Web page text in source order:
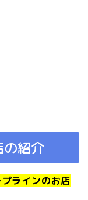
の紹介
ラインのお店